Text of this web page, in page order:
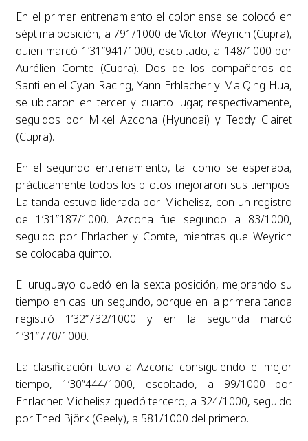
En el primer entrenamiento el coloniense se colocó en
séptima posición, a 791/1000 de Víctor Weyrich (Cupra),
quien marcó 1’31”941/1000, escoltado, a 148/1000 por
Aurélien Comte (Cupra). Dos de los compañeros de
Santi en el Cyan Racing, Yann Erhlacher y Ma Qing Hua,
se ubicaron en tercer y cuarto lugar, respectivamente,
seguidos por Mikel Azcona (Hyundai) y Teddy Clairet
(Cupra).
En el segundo entrenamiento, tal como se esperaba,
prácticamente todos los pilotos mejoraron sus tiempos.
La tanda estuvo liderada por Michelisz, con un registro
de 1’31”187/1000. Azcona fue segundo a 83/1000,
seguido por Ehrlacher y Comte, mientras que Weyrich
se colocaba quinto.
El uruguayo quedó en la sexta posición, mejorando su
tiempo en casi un segundo, porque en la primera tanda
registró 1’32”732/1000 y en la segunda marcó
1’31”770/1000.
La clasificación tuvo a Azcona consiguiendo el mejor
tiempo, 1’30”444/1000, escoltado, a 99/1000 por
Ehrlacher. Michelisz quedó tercero, a 324/1000, seguido
por Thed Björk (Geely), a 581/1000 del primero.